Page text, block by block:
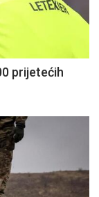
prijetećih